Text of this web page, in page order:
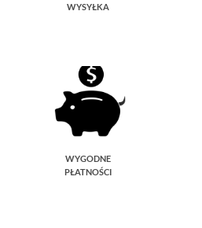
WYSYŁKA
WYGODNE
PŁATNOŚCI